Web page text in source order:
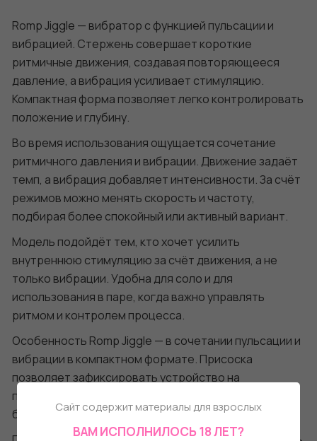
Romp Jiggle — вибратор с функцией пульсации и
вибрацией. Стержень совершает короткие
ритмичные движения, создавая повторяющееся
давление, а вибрация усиливает стимуляцию.
Компактная форма позволяет легко контролировать
положение и глубину.
Во время использования ощущается сочетание
ритмичного давления и вибрации. Движение задаёт
темп, а вибрация добавляет интенсивности. За счёт
режимов можно менять скорость и частоту,
подбирая более спокойный или активный вариант.
Модель подойдёт тем, кто хочет усилить
внутреннюю стимуляцию за счёт движения, а не
только вибрации. Удобна для соло и для
использования в паре, когда важно управлять
ритмом и контролем процесса.
Особенность Romp Jiggle — в сочетании пульсации и
вибрации в компактном формате. Присоска
позволяет зафиксировать устройство на
поверхности и использовать его без рук, что даёт
больше свободы в выборе сценария.
Сайт содержит материалы для взрослых
ВАМ ИСПОЛНИЛОСЬ 18 ЛЕТ?